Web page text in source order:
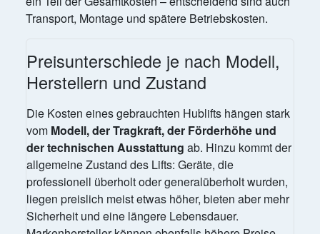
Transport, Montage und spätere Betriebskosten.
Preisunterschiede je nach Modell,
Herstellern und Zustand
Die Kosten eines gebrauchten Hublifts hängen stark
vom Modell, der Tragkraft, der Förderhöhe und
der technischen Ausstattung ab. Hinzu kommt der
allgemeine Zustand des Lifts: Geräte, die
professionell überholt oder generalüberholt wurden,
liegen preislich meist etwas höher, bieten aber mehr
Sicherheit und eine längere Lebensdauer.